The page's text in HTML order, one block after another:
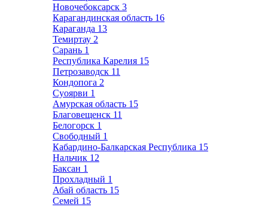
Новочебоксарск 3
Карагандинская область 16
Караганда 13
Темиртау 2
Сарань 1
Республика Карелия 15
Петрозаводск 11
Кондопога 2
Суоярви 1
Амурская область 15
Благовещенск 11
Белогорск 1
Свободный 1
Кабардино-Балкарская Республика 15
Нальчик 12
Баксан 1
Прохладный 1
Абай область 15
Семей 15